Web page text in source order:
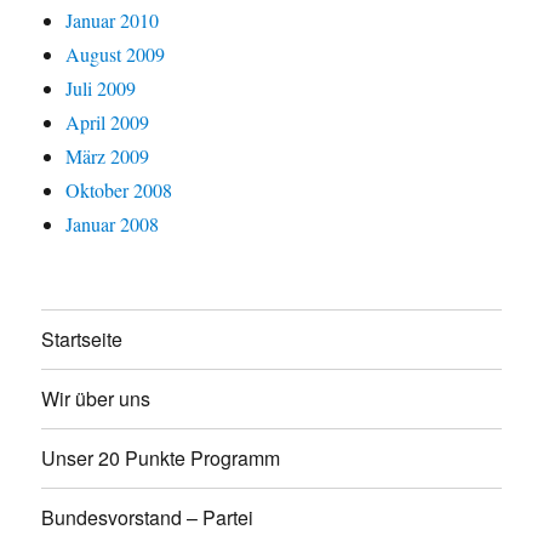
Januar 2010
August 2009
Juli 2009
April 2009
März 2009
Oktober 2008
Januar 2008
Startseite
Wir über uns
Unser 20 Punkte Programm
Bundesvorstand – Partei